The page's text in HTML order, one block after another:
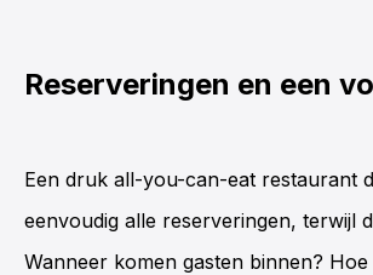
Reserveringen en een
Een druk all-you-can-eat restaurant
eenvoudig alle reserveringen, terwijl
Wanneer komen gasten binnen?